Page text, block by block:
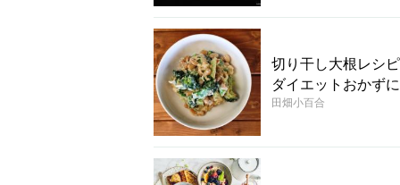
切り干し大根レシ
ダイエットおかず
田畑小百合